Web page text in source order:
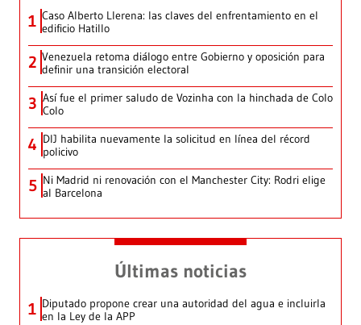
1 Caso Alberto Llerena: las claves del enfrentamiento en el
edificio Hatillo
2 Venezuela retoma diálogo entre Gobierno y oposición para
definir una transición electoral
3 Así fue el primer saludo de Vozinha con la hinchada de Colo
Colo
4 DIJ habilita nuevamente la solicitud en línea del récord
policivo
5 Ni Madrid ni renovación con el Manchester City: Rodri elige
al Barcelona
Últimas noticias
1 Diputado propone crear una autoridad del agua e incluirla
en la Ley de la APP